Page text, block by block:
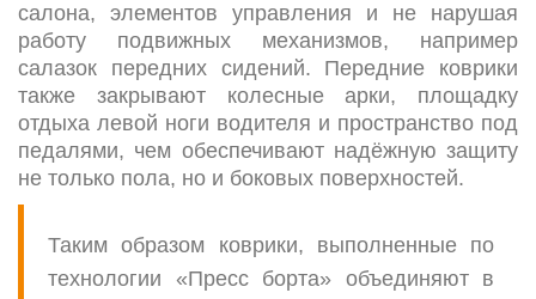
салона, элементов управления и не нарушая
работу подвижных механизмов, например
салазок передних сидений. Передние коврики
также закрывают колесные арки, площадку
отдыха левой ноги водителя и пространство под
педалями, чем обеспечивают надёжную защиту
не только пола, но и боковых поверхностей.
Таким образом коврики, выполненные по
технологии «Пресс борта» объединяют в